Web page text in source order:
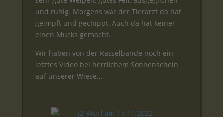
und ruhig. Morgens war der Tierarzt da hat
geimpft und gechippt. Auch da hat keiner
einen Mucks gemacht.
Wir haben von der Rasselbande noch ein
letztes Video bei herrlichem Sonnenschein
auf unserer Wiese…